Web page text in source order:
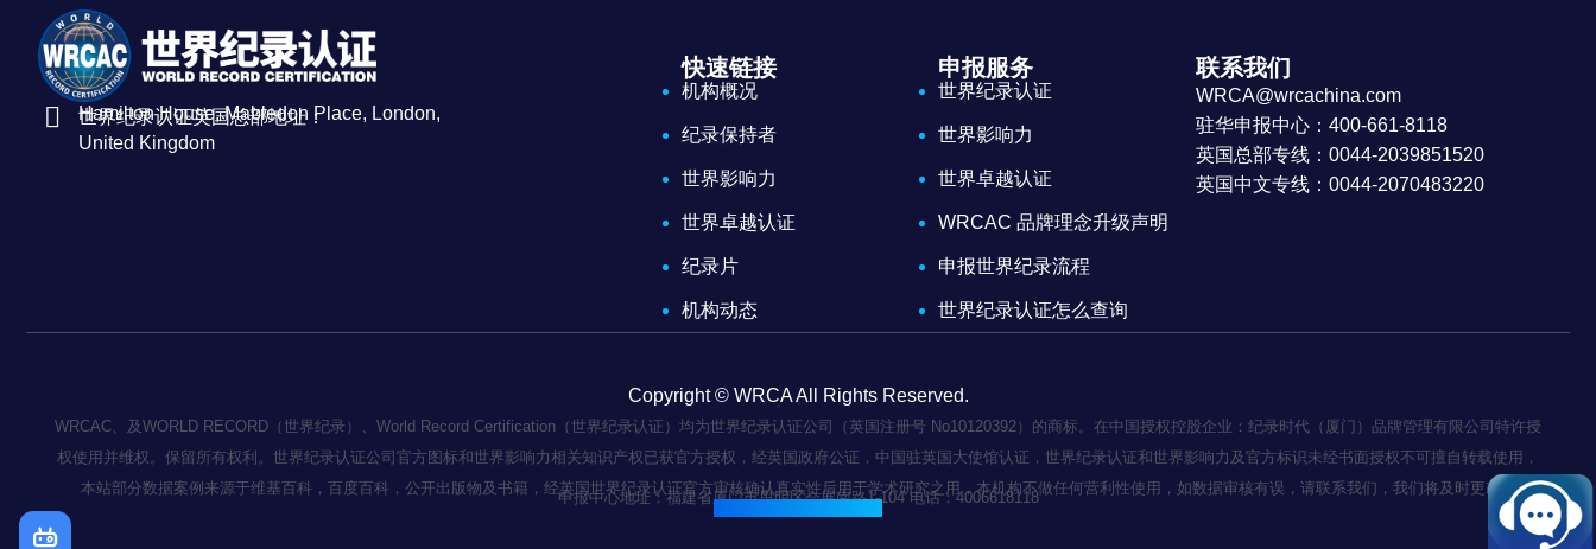
世界纪录认证英国总部地址：
Hamilton House, Mabledon Place, London,
United Kingdom
快速链接
机构概况
纪录保持者
世界影响力
世界卓越认证
纪录片
机构动态
申报服务
世界纪录认证
世界影响力
世界卓越认证
WRCAC 品牌理念升级声明
申报世界纪录流程
世界纪录认证怎么查询
联系我们
WRCA@wrcachina.com
驻华申报中心：400-661-8118
英国总部专线：0044-2039851520
英国中文专线：0044-2070483220
Copyright © WRCA All Rights Reserved.
WRCAC、及WORLD RECORD（世界纪录）、World Record Certification（世界纪录认证）均为世界纪录认证公司（英国注册号 No10120392）的商标。在中国授权控股企业：纪录时代（厦门）品牌管理有限公司特许授
权使用并维权。保留所有权利。世界纪录认证公司官方图标和世界影响力相关知识产权已获官方授权，经英国政府公证，中国驻英国大使馆认证，世界纪录认证和世界影响力及官方标识未经书面授权不可擅自转载使用，
本站部分数据案例来源于维基百科，百度百科，公开出版物及书籍，经英国世界纪录认证官方审核确认真实性后用于学术研究之用，本机构不做任何营利性使用，如数据审核有误，请联系我们，我们将及时更改。
申报中心地址：福建省厦门市思明区会展南路1-104 电话：4006618118